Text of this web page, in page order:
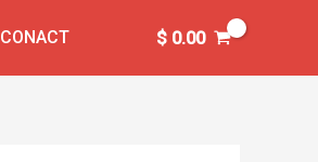
CONACT $0.00